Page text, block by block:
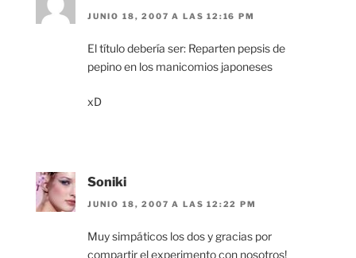
JUNIO 18, 2007 A LAS 12:16 PM
El título debería ser: Reparten pepsis de
pepino en los manicomios japoneses
xD
Soniki
JUNIO 18, 2007 A LAS 12:22 PM
Muy simpáticos los dos y gracias por
compartir el experimento con nosotros!